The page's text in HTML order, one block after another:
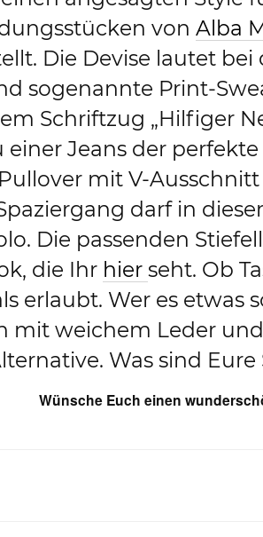
von Alba
Die Devise lautet bei
sogenannte Print-
Schriftzug „Hilfiger
Jeans der
mit V-
darf in
Die passenden
die Ihr hier seht. Ob
erlaubt. Wer es
mit weichem Leder
Was sind
Wünsche Euch einen